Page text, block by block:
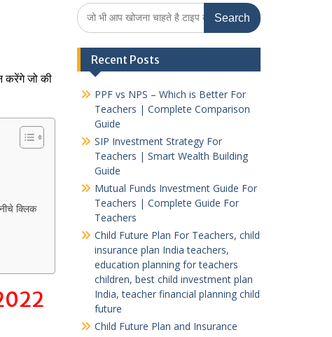
करेंगे जो की
क्लिक
Search
for:
Recent Posts
PPF vs NPS – Which is Better For
Teachers | Complete Comparison
Guide
SIP Investment Strategy For
Teachers | Smart Wealth Building
Guide
Mutual Funds Investment Guide For
Teachers | Complete Guide For
Teachers
Child Future Plan For Teachers, child
insurance plan India teachers,
education planning for teachers
children, best child investment plan
India, teacher financial planning child
future
Child Future Plan and Insurance